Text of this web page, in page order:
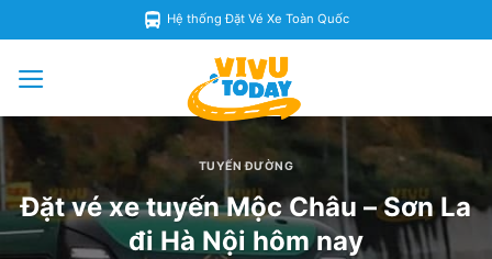
Hệ thống Đặt Vé Xe Toàn Quốc
TUYẾN ĐƯỜNG
Đặt vé xe tuyến Mộc Châu – Sơn La
đi Hà Nội hôm nay